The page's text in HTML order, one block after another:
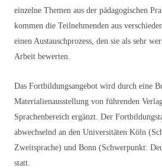
einzelne Themen aus der pädagogischen
kommen die Teilnehmenden aus
einen Austauschprozess, den sie als sehr
Arbeit bewerten.
Das Fortbildungsangebot wird durch eine
Materialienausstellung von führenden
Sprachenbereich ergänzt. Der
abwechselnd an den Universitäten Köln
Zweitsprache) und Bonn (Schwerpunkt:
statt.